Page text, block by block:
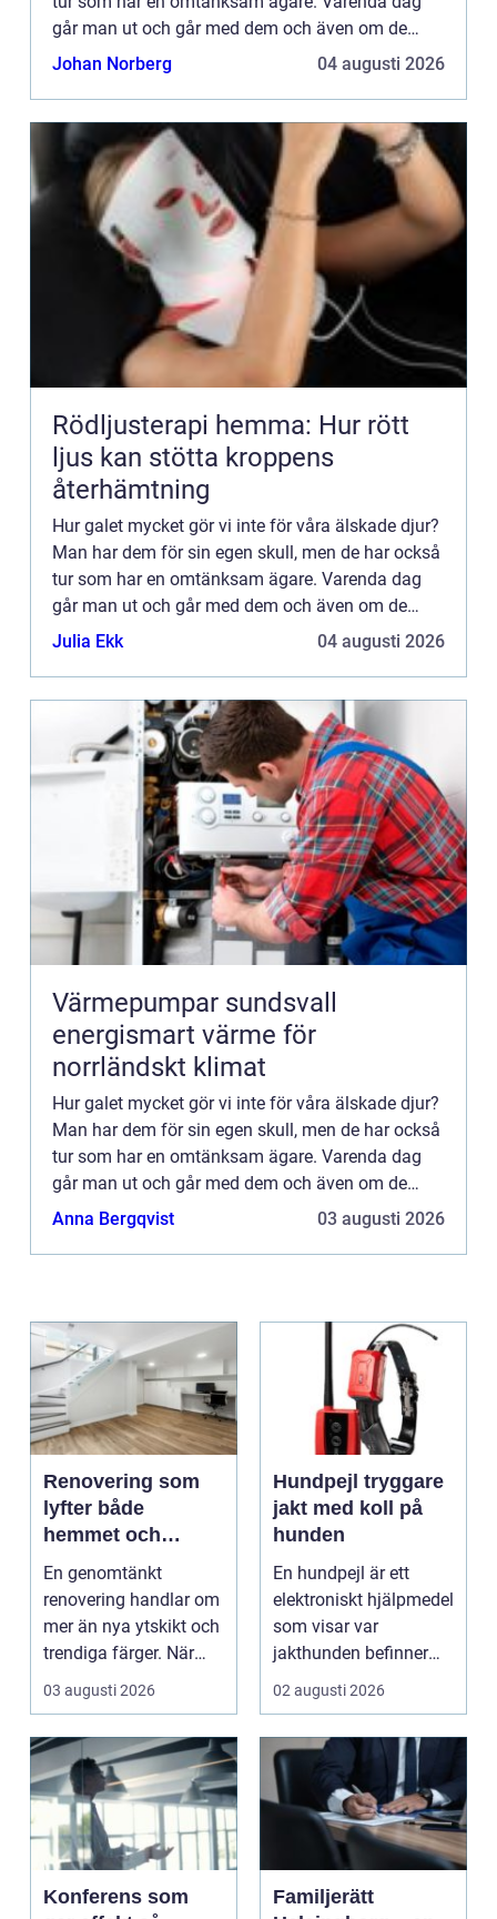
går man ut och går med dem och även om de
beter sig illa på promenaden så tar man ut dem
Johan Norberg 04 augusti 2026
Rödljusterapi hemma: Hur rött
ljus kan stötta kroppens
återhämtning
Hur galet mycket gör vi inte för våra älskade djur?
Man har dem för sin egen skull, men de har också
tur som har en omtänksam ägare. Varenda dag
går man ut och går med dem och även om de
beter sig illa på promenaden så tar man ut dem
Julia Ekk 04 augusti 2026
Värmepumpar sundsvall
energismart värme för
norrländskt klimat
Hur galet mycket gör vi inte för våra älskade djur?
Man har dem för sin egen skull, men de har också
tur som har en omtänksam ägare. Varenda dag
går man ut och går med dem och även om de
beter sig illa på promenaden så tar man ut dem
Anna Bergqvist 03 augusti 2026
Renovering som
lyfter både
hemmet och
vardagen
En genomtänkt
renovering handlar om
mer än nya ytskikt och
trendiga färger. När
arbetet planeras väl...
03 augusti 2026
Hundpejl tryggare
jakt med koll på
hunden
En hundpejl är ett
elektroniskt hjälpmedel
som visar var
jakthunden befinner
sig i realtid.
02 augusti 2026
Konferens som
Familjerätt